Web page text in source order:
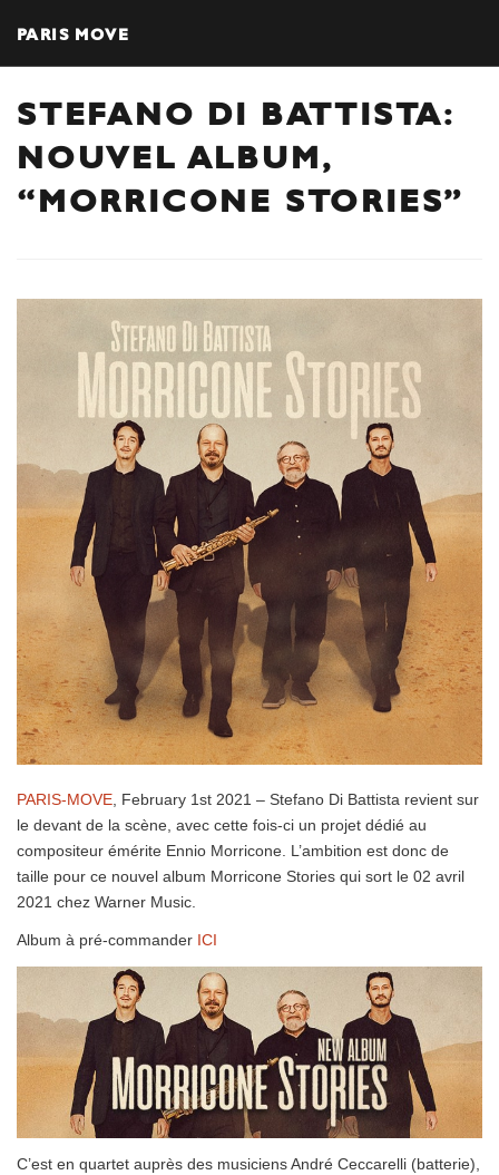
PARIS MOVE
STEFANO DI BATTISTA:
NOUVEL ALBUM,
“MORRICONE STORIES”
PARIS-MOVE , February 1st 2021 – Stefano Di Battista revient sur
le devant de la scène, avec cette fois-ci un projet dédié au
compositeur émérite Ennio Morricone. L’ambition est donc de
taille pour ce nouvel album Morricone Stories qui sort le 02 avril
2021 chez Warner Music.
Album à pré-commander ICI
C’est en quartet auprès des musiciens André Ceccarelli (batterie),